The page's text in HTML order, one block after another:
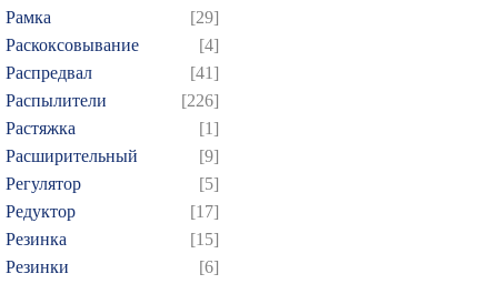
Рамка
[29]
Раскоксовывание
[4]
Распредвал
[41]
Распылители
[226]
Растяжка
[1]
Расширительный
[9]
Регулятор
[5]
Редуктор
[17]
Резинка
[15]
Резинки
[6]